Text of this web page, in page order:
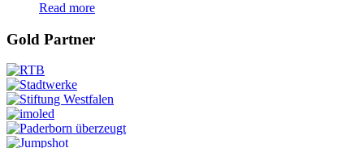
Read more
Gold Partner